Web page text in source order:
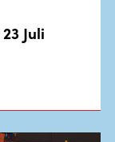
Juli